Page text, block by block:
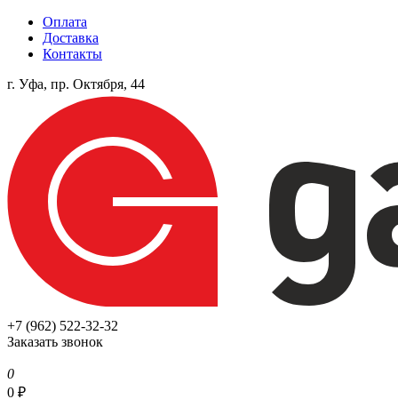
Оплата
Доставка
Контакты
г. Уфа, пр. Октября, 44
+7 (962) 522-32-32
Заказать звонок
0
0 ₽